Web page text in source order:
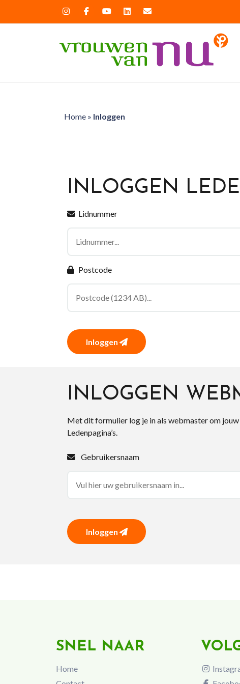
Home» Inloggen
INLOGGEN
Lidnummer
Postcode
Inloggen
INLOGGEN
Met dit formulier log je in als webmaster om
Ledenpagina’s.
Gebruikersnaam
Inloggen
SNEL NAAR
Home